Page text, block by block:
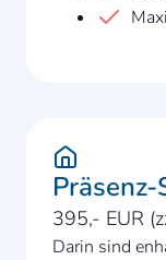
395,- EUR
Darin sind